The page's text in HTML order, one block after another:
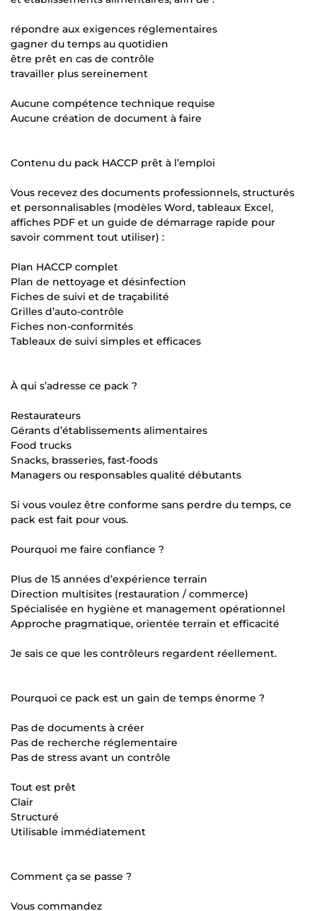
répondre aux exigences réglementaires
gagner du temps au quotidien
être prêt en cas de contrôle
travailler plus sereinement
Aucune compétence technique requise
Aucune création de document à faire
Contenu du pack HACCP prêt à l’emploi
Vous recevez des documents professionnels, structurés
et personnalisables (modèles Word, tableaux Excel,
affiches PDF et un guide de démarrage rapide pour
savoir comment tout utiliser) :
Plan HACCP complet
Plan de nettoyage et désinfection
Fiches de suivi et de traçabilité
Grilles d’auto-contrôle
Fiches non-conformités
Tableaux de suivi simples et efficaces
À qui s’adresse ce pack ?
Restaurateurs
Gérants d’établissements alimentaires
Food trucks
Snacks, brasseries, fast-foods
Managers ou responsables qualité débutants
Si vous voulez être conforme sans perdre du temps, ce
pack est fait pour vous.
Pourquoi me faire confiance ?
Plus de 15 années d’expérience terrain
Direction multisites (restauration / commerce)
Spécialisée en hygiène et management opérationnel
Approche pragmatique, orientée terrain et efficacité
Je sais ce que les contrôleurs regardent réellement.
Pourquoi ce pack est un gain de temps énorme ?
Pas de documents à créer
Pas de recherche réglementaire
Pas de stress avant un contrôle
Tout est prêt
Clair
Structuré
Utilisable immédiatement
Comment ça se passe ?
Vous commandez